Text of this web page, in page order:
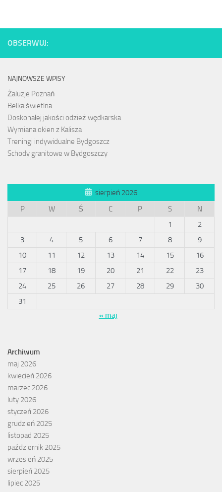
OBSERWUJ:
NAJNOWSZE WPISY
Żaluzje Poznań
Belka świetlna
Doskonałej jakości odzież wędkarska
Wymiana okien z Kalisza
Treningi indywidualne Bydgoszcz
Schody granitowe w Bydgoszczy
sierpień 2026
P
W Ś C P S
N
1
2
3
4 5 6 7 8
9
10
11 12 13 14 15
16
17
18 19 20 21 22
23
24
25 26 27 28 29
30
31
« maj
Archiwum
maj 2026
kwiecień 2026
marzec 2026
luty 2026
styczeń 2026
grudzień 2025
listopad 2025
październik 2025
wrzesień 2025
sierpień 2025
lipiec 2025